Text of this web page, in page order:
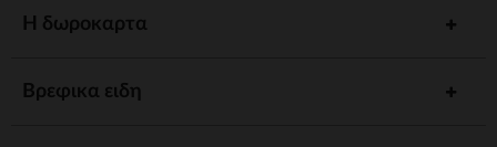
Η δωροκαρτα
Βρεφικα ειδη